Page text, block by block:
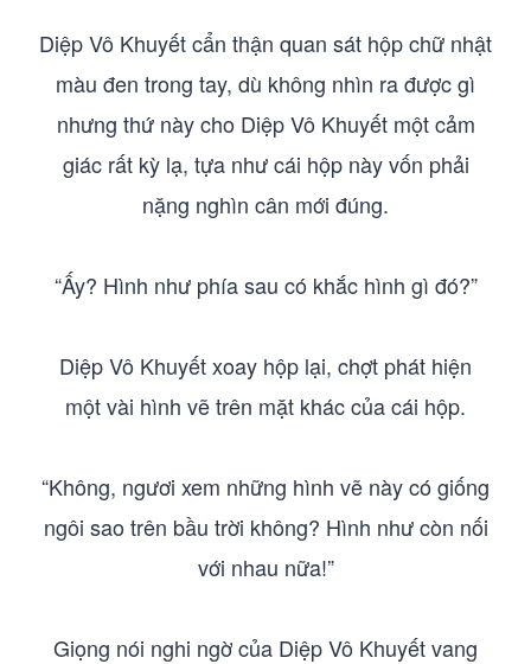
Diệp Vô Khuyết cẩn thận quan sát hộp chữ nhật
màu đen trong tay, dù không nhìn ra được gì
nhưng thứ này cho Diệp Vô Khuyết một cảm
giác rất kỳ lạ, tựa như cái hộp này vốn phải
nặng nghìn cân mới đúng.
“Ấy? Hình như phía sau có khắc hình gì đó?”
Diệp Vô Khuyết xoay hộp lại, chợt phát hiện
một vài hình vẽ trên mặt khác của cái hộp.
“Không, ngươi xem những hình vẽ này có giống
ngôi sao trên bầu trời không? Hình như còn nối
với nhau nữa!”
Giọng nói nghi ngờ của Diệp Vô Khuyết vang